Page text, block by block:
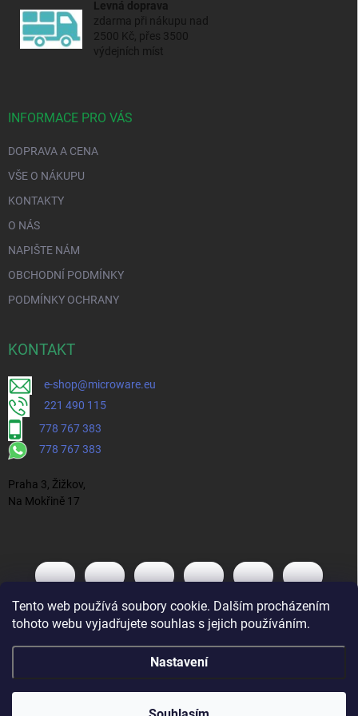
Tento web používá soubory cookie. Dalším procházením
tohoto webu vyjadřujete souhlas s jejich používáním.
Nastavení
Levná doprava
zdarma při nákupu nad
2500 Kč, přes 3500
výdejních míst
INFORMACE PRO VÁS
DOPRAVA A CENA
VŠE O NÁKUPU
KONTAKTY
O NÁS
NAPIŠTE NÁM
OBCHODNÍ PODMÍNKY
PODMÍNKY OCHRANY
KONTAKT
e-shop@microware.eu
221 490 115
778 767 383
778 767 383
Praha 3, Žižkov,
Na Mokřině 17